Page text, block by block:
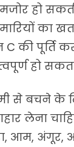
हो
का
C की पूर्ति
हो
से बचने के
लेना
आम, अंगूर,